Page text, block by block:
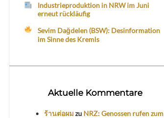
Industrieproduktion in NRW im Juni
erneut rückläufig
Sevim Dağdelen (BSW): Desinformation
im Sinne des Kremls
Aktuelle Kommentare
ร้านต่อผมzu NRZ: Genossen rufen zum